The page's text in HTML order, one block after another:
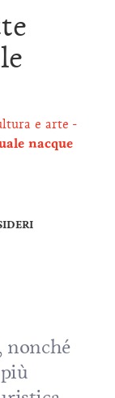
e arte
nacque
nonché